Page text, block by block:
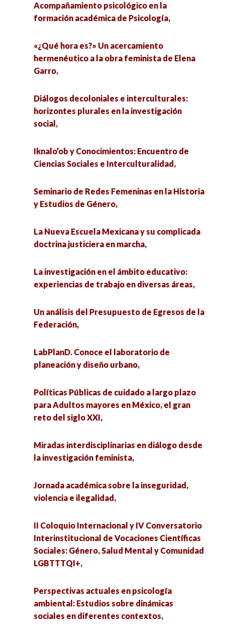
Acompañamiento psicológico en la
formación académica de Psicología,
«¿Qué hora es?» Un acercamiento
hermenéutico a la obra feminista de Elena
Garro,
Diálogos decoloniales e interculturales:
horizontes plurales en la investigación
social,
Iknalo’ob y Conocimientos: Encuentro de
Ciencias Sociales e Interculturalidad,
Seminario de Redes Femeninas en la Historia
y Estudios de Género,
La Nueva Escuela Mexicana y su complicada
doctrina justiciera en marcha,
La investigación en el ámbito educativo:
experiencias de trabajo en diversas áreas,
Un análisis del Presupuesto de Egresos de la
Federación,
LabPlanD. Conoce el laboratorio de
planeación y diseño urbano,
Políticas Públicas de cuidado a largo plazo
para Adultos mayores en México, el gran
reto del siglo XXI,
Miradas interdisciplinarias en diálogo desde
la investigación feminista,
Jornada académica sobre la inseguridad,
violencia e ilegalidad,
II Coloquio Internacional y IV Conversatorio
Interinstitucional de Vocaciones Científicas
Sociales: Género, Salud Mental y Comunidad
LGBTTTQI+,
Perspectivas actuales en psicología
ambiental: Estudios sobre dinámicas
sociales en diferentes contextos,